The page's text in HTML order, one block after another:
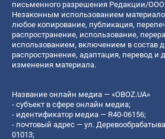
письменного разрешения Редакции/ООО
Незаконным использованием
любое копирование, публикация,
распространение, использование,
использованием, включением в состав
распространение, адаптация, перевод и
изменения материала.
Название онлайн медиа — «OBOZ.UA»
- субъект в сфере онлайн медиа;
- идентификатор медиа — R40-06156;
- почтовый адрес — ул.
01013;